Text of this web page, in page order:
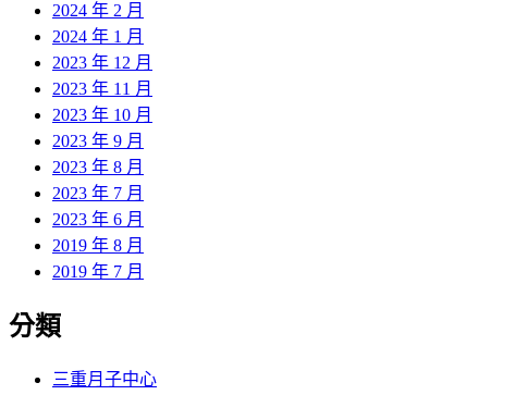
2024 年 2 月
2024 年 1 月
2023 年 12 月
2023 年 11 月
2023 年 10 月
2023 年 9 月
2023 年 8 月
2023 年 7 月
2023 年 6 月
2019 年 8 月
2019 年 7 月
分類
三重月子中心